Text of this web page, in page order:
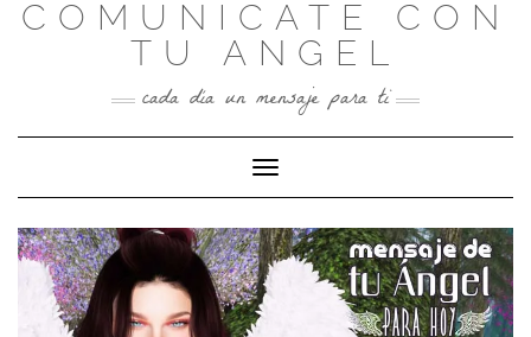
SkipCOMUNICATE CON
TU ANGEL
cada día un mensaje para ti
Toggle Navigation